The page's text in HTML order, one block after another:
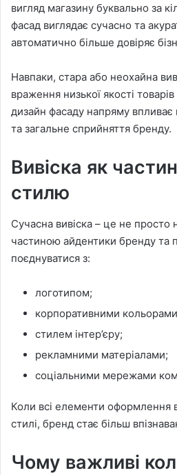
вигляд магазину буквально за
фасад виглядає сучасно та
автоматично більше довіряє
Навпаки, стара або неохайна
враження низької якості
дизайн фасаду напряму впливає
та загальне сприйняття бренду.
Вивіска як
стилю
Сучасна вивіска – це не просто
частиною айдентики бренду та
поєднуватися з:
логотипом;
корпоративними
стилем інтер’єру;
рекламними матеріалами;
соціальними мережами
Коли всі елементи оформлення
стилі, бренд стає більш
Чому важливі